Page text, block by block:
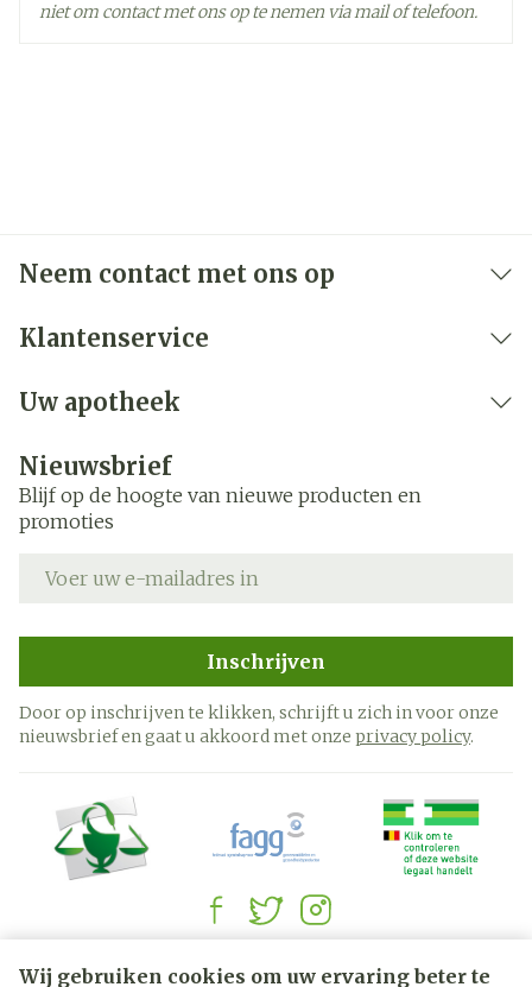
Wij gebruiken cookies om uw ervaring beter te
niet om contact met ons op te nemen via mail of telefoon.
Neem contact met ons op
Klantenservice
Uw apotheek
Nieuwsbrief
Blijf op de hoogte van nieuwe producten en
promoties
Inschrijven
Door op inschrijven te klikken, schrijft u zich in voor onze
nieuwsbrief en gaat u akkoord met onze privacy policy.
Juridische links